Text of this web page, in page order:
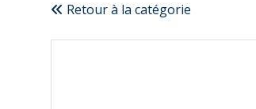
Retour à la catégorie